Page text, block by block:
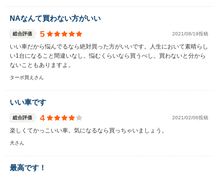
NAなんて買わない方がいい
総合評価 5 2021/08/19投稿
いい車だから悩んでるなら絶対買った方がいいです。人生において素晴らし
い1台になること間違いなし。悩むくらいなら買うべし。買わないと分から
ないこともありますよ。
ターボ買えさん
いい車です
総合評価 4 2021/02/06投稿
楽しくてかっこいい車。気になるなら買っちゃいましょう。
犬さん
最高です！